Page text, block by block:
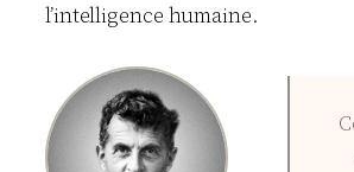
l’intelligence humaine.